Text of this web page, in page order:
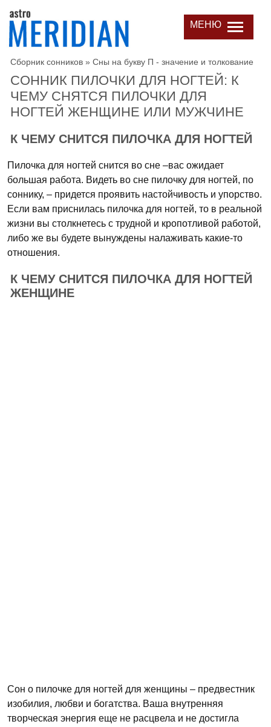
МЕНЮ
Сборник сонников » Сны на букву П - значение и толкование
СОННИК ПИЛОЧКИ ДЛЯ НОГТЕЙ: К
ЧЕМУ СНЯТСЯ ПИЛОЧКИ ДЛЯ
НОГТЕЙ ЖЕНЩИНЕ ИЛИ МУЖЧИНЕ
К ЧЕМУ СНИТСЯ ПИЛОЧКА ДЛЯ НОГТЕЙ
Пилочка для ногтей снится во сне –вас ожидает
большая работа. Видеть во сне пилочку для ногтей, по
соннику, – придется проявить настойчивость и упорство.
Если вам приснилась пилочка для ногтей, то в реальной
жизни вы столкнетесь с трудной и кропотливой работой,
либо же вы будете вынуждены налаживать какие-то
отношения.
К ЧЕМУ СНИТСЯ ПИЛОЧКА ДЛЯ НОГТЕЙ
ЖЕНЩИНЕ
Сон о пилочке для ногтей для женщины – предвестник
изобилия, любви и богатства. Ваша внутренняя
творческая энергия еще не расцвела и не достигла